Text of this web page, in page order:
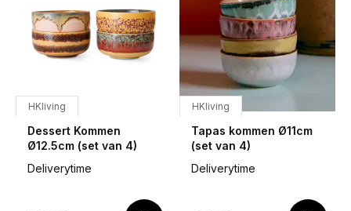
HKliving
Dessert Kommen
Ø12.5cm (set van 4)
Deliverytime
HKliving
Tapas kommen Ø11cm
(set van 4)
Deliverytime